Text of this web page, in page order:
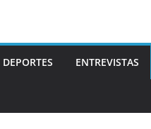
con
DEPORTES ENTREVISTAS